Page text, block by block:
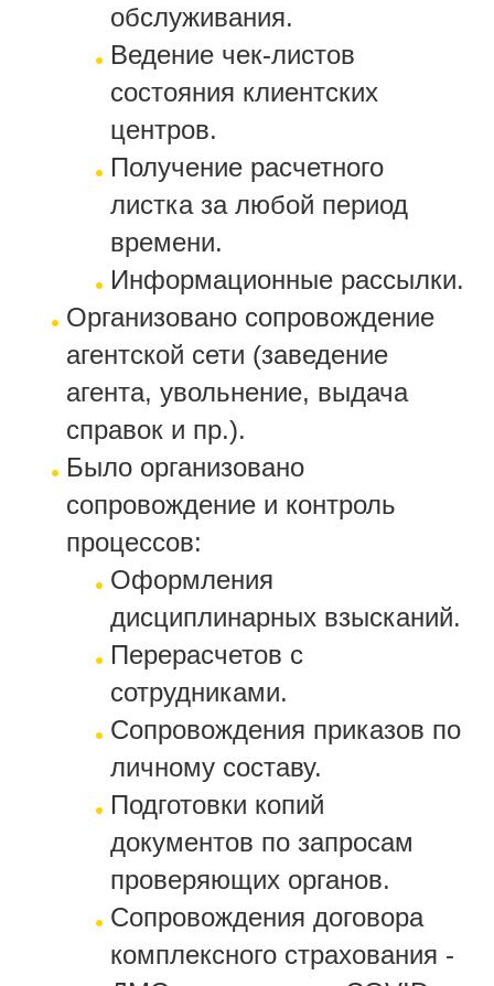
обслуживания.
Ведение чек-листов
состояния клиентских
центров.
Получение расчетного
листка за любой период
времени.
Информационные рассылки.
Организовано сопровождение
агентской сети (заведение
агента, увольнение, выдача
справок и пр.).
Было организовано
сопровождение и контроль
процессов:
Оформления
дисциплинарных взысканий.
Перерасчетов с
сотрудниками.
Сопровождения приказов по
личному составу.
Подготовки копий
документов по запросам
проверяющих органов.
Сопровождения договора
комплексного страхования -